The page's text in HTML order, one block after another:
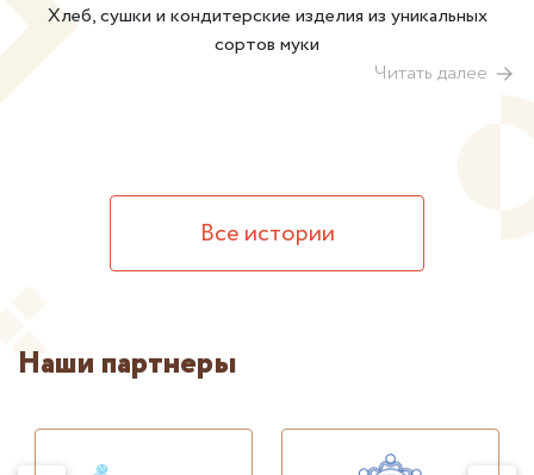
Хлеб, сушки и кондитерские изделия из уникальных
сортов муки
Читать далее
Все истории
Наши партнеры